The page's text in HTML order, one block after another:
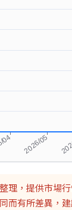
理，提供市場
而有所差異，